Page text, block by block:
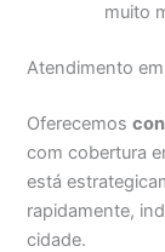
muito
Atendimento
Oferecemos
com cobertura
está
rapidamente,
cidade.